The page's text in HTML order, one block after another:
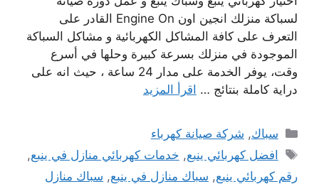
لسباكة منزلك انجين اون Engine On القادر على
التعرف على كافة المشاكل الكهربائية و مشاكل السباكة
الموجودة في منزلك بسرعة كبيرة وحلها في أسرع
وقت، يوفر الخدمة على مدار 24 ساعة ، حيث انه على
دراية كاملة بنتائج … اقرأ المزيد
التصنيفات
سباك, شركة صيانة كهرباء
الوسوم
افضل كهربائي ينبع, خدمات كهربائي منازل في ينبع,
رقم كهربائي ينبع, سباك منازل في ينبع, سباك منازل